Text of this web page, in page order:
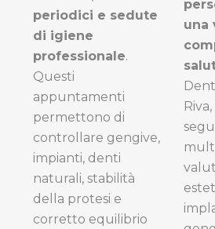
periodici e sedute
di igiene
professionale.
Questi
appuntamenti
permettono di
controllare gengive,
impianti, denti
naturali, stabilità
della protesi e
corretto equilibrio
una